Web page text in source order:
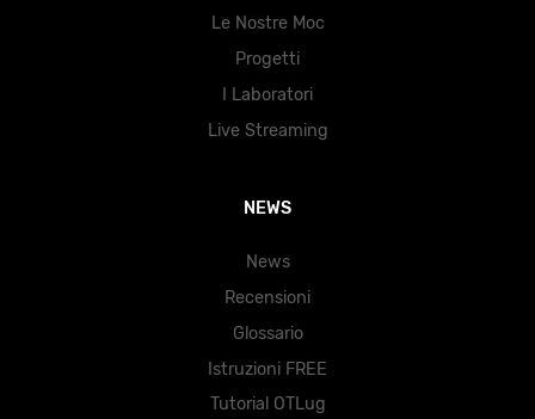
Le Nostre Moc
Progetti
I Laboratori
Live Streaming
NEWS
News
Recensioni
Glossario
Istruzioni FREE
Tutorial OTLug